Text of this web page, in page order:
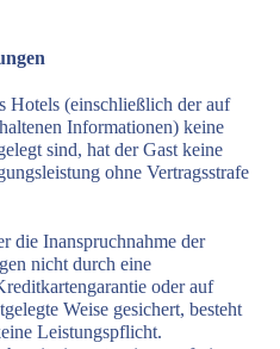
Hotels (einschließlich der auf
Informationen) keine
sind, hat der Gast keine
ohne Vertragsstrafe
die Inanspruchnahme der
nicht durch eine
oder auf
Weise gesichert, besteht
Leistungspflicht.